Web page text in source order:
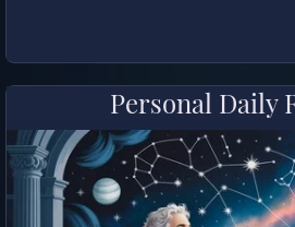
Personal Daily